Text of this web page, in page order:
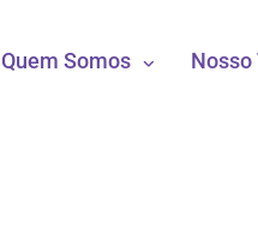
Quem Somos Nosso